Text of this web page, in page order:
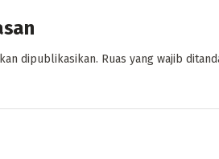
dipublikasikan. Ruas yang wajib